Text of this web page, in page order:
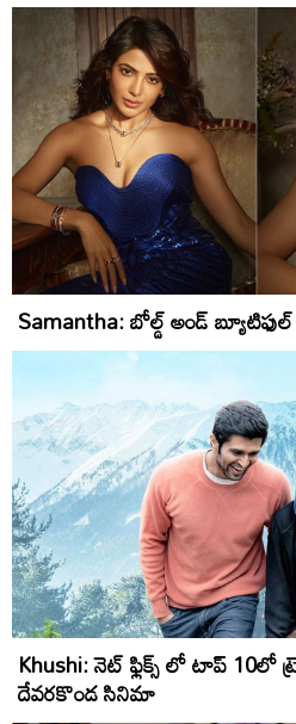
Samantha: బోల్డ్ అండ్
Khushi: నెట్ ఫ్లిక్స్ లో టాప్ 10లో ట్రెండింగ్ అవుతున్న విజయ్
దేవరకొండ సినిమా